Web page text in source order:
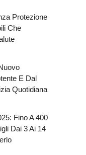
Protezione
Che
E Dal
Quotidiana
Fino A 400
Dai 3 Ai 14